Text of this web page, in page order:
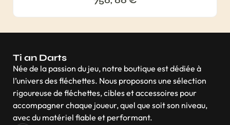
Ti an Darts
Née de la passion du jeu, notre boutique est dédiée à
l’univers des fléchettes. Nous proposons une sélection
rigoureuse de fléchettes, cibles et accessoires pour
accompagner chaque joueur, quel que soit son niveau,
avec du matériel fiable et performant.